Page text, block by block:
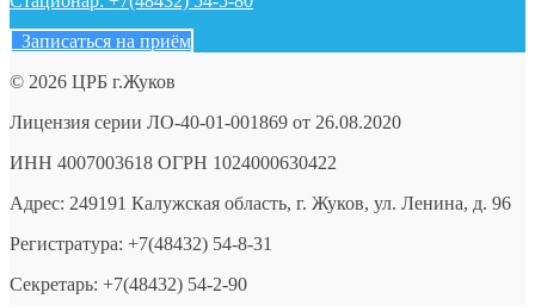
Записаться на приём
© 2026 ЦРБ г.Жуков
Лицензия серии ЛО-40-01-001869 от 26.08.2020
ИНН 4007003618 ОГРН 1024000630422
Адрес: 249191 Калужская область, г. Жуков, ул. Ленина, д. 96
Регистратура: +7(48432) 54-8-31
Секретарь: +7(48432) 54-2-90